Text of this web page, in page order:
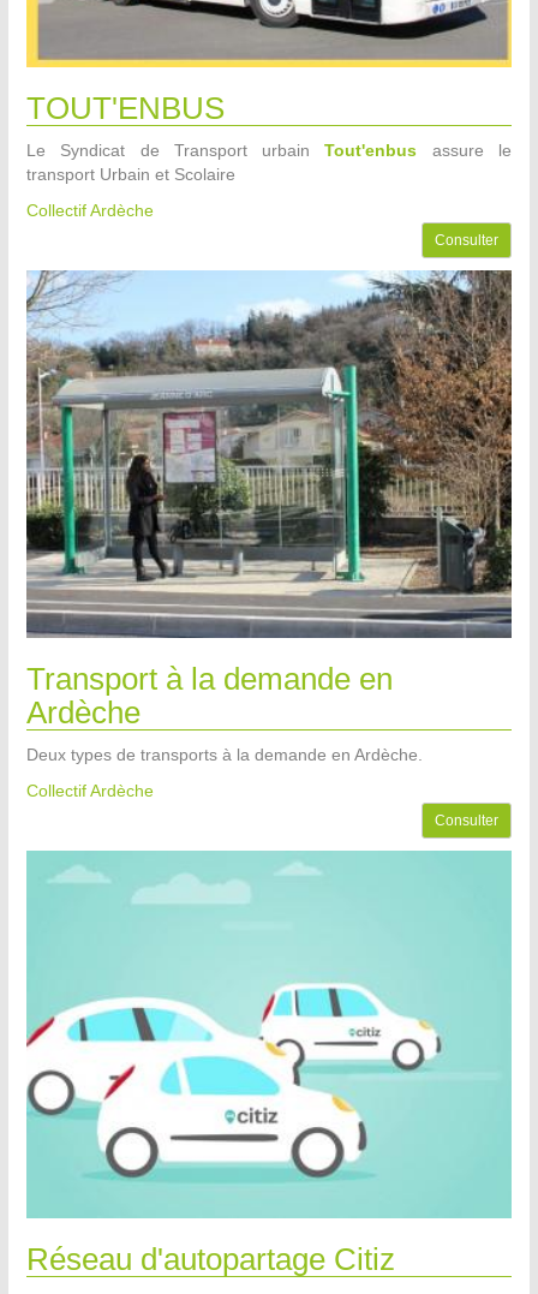
TOUT'ENBUS
Le Syndicat de Transport urbainTout'enbus
assure le
transport Urbain et Scolaire
Collectif Ardèche
Consulter
Transport à la demande en
Ardèche
Deux types de transports à la demande en Ardèche.
Collectif Ardèche
Consulter
Réseau d'autopartage Citiz